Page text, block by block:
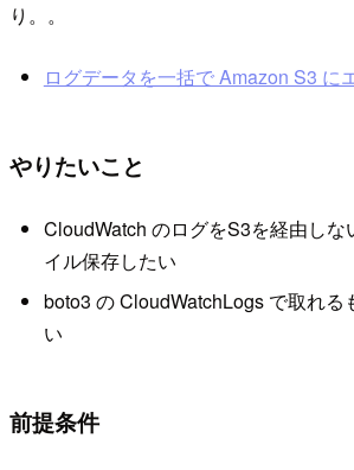
り。。
ログデータを一括で Amazon S3 に
やりたいこと
CloudWatch のログをS3を経由しな
イル保存したい
boto3 の CloudWatchLogs で取れる
い
前提条件